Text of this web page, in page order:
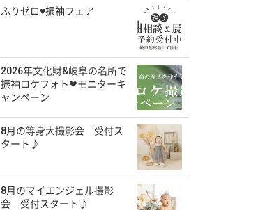
ふりゼロ♥振袖フェア
2026年文化財&岐阜の名所で
振袖ロケフォト❤モニターキ
ャンペーン
8月の等身大撮影会 受付ス
タート♪
8月のマイエンジェル撮影
会 受付スタート♪